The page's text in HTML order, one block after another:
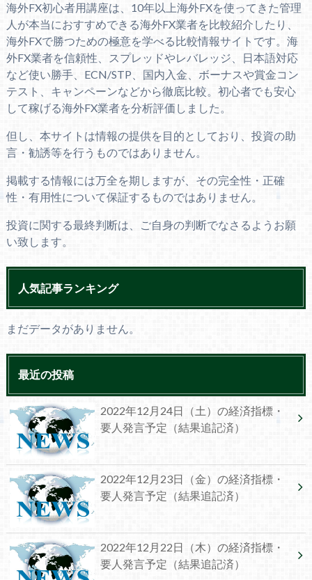
海外FX初心者用講座は、10年以上海外FXを使ってきた管理
人が本当におすすめできる海外FX業者を比較紹介したり、
海外FXで勝つための極意を学べる比較情報サイトです。海
外FX業者を信頼性、スプレッドやレバレッジ、日本語対応
など使い勝手、ECN/STP、国内入金、ボーナスや賞金コン
テスト、キャンペーンなどから徹底比較。初心者でも安心
して稼げる海外FX業者を分析評価しました。
但し、本サイトは情報の提供を目的としており、投資の助
言・勧誘等を行うものではありません。
掲載する情報には万全を期しますが、その完全性・正確
性・有用性について保証するものではありません。
投資に関する最終判断は、ご自身の判断でなさるようお願
い致します。
人気記事ランキング
まだデータがありません。
最近の投稿
2022年12月24日（土）の経済指標・
要人発言予定（結果追記済）
2022年12月23日（金）の経済指標・
要人発言予定（結果追記済）
2022年12月22日（木）の経済指標・
要人発言予定（結果追記済）